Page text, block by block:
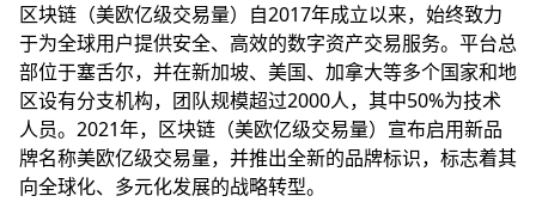
区块链（美欧亿级交易量）自2017年成立以来，始终致力
于为全球用户提供安全、高效的数字资产交易服务。平台总
部位于塞舌尔，并在新加坡、美国、加拿大等多个国家和地
区设有分支机构，团队规模超过2000人，其中50%为技术
人员。2021年，区块链（美欧亿级交易量）宣布启用新品
牌名称美欧亿级交易量，并推出全新的品牌标识，标志着其
向全球化、多元化发展的战略转型。